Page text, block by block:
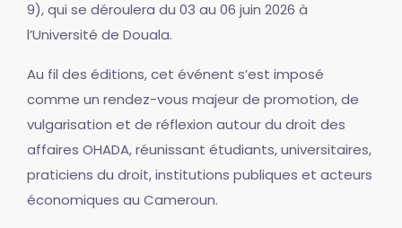
9), qui se déroulera du 03 au 06 juin 2026 à
l’Université de Douala.
Au fil des éditions, cet événent s’est imposé
comme un rendez-vous majeur de promotion, de
vulgarisation et de réflexion autour du droit des
affaires OHADA, réunissant étudiants, universitaires,
praticiens du droit, institutions publiques et acteurs
économiques au Cameroun.